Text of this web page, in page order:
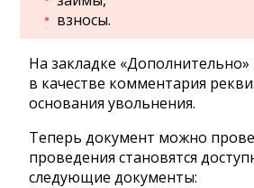
взносы.
На закладке
в качестве комментария
основания увольнения.
Теперь документ можно
проведения становятся
следующие документы: